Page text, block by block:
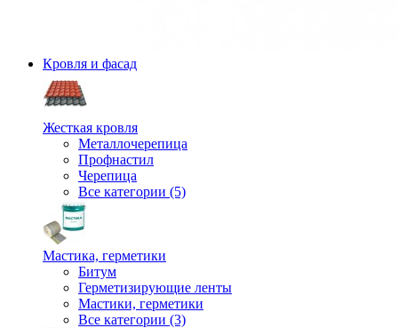
Кровля и фасад
Жесткая кровля
Металлочерепица
Профнастил
Черепица
Все категории (5)
Мастика, герметики
Битум
Герметизирующие ленты
Мастики, герметики
Все категории (3)